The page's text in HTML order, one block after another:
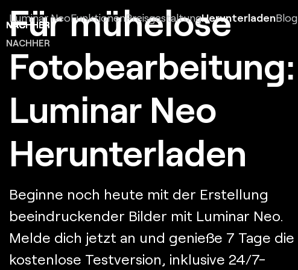
Luminar NeoFunktionenPreisgestaltungHerunterladenBlog
Für mühelose
Fotobearbeitung:
Luminar Neo
Herunterladen
Beginne noch heute mit der Erstellung
beeindruckender Bilder mit Luminar Neo.
Melde dich jetzt an und genieße 7 Tage die
kostenlose Testversion, inklusive 24/7-